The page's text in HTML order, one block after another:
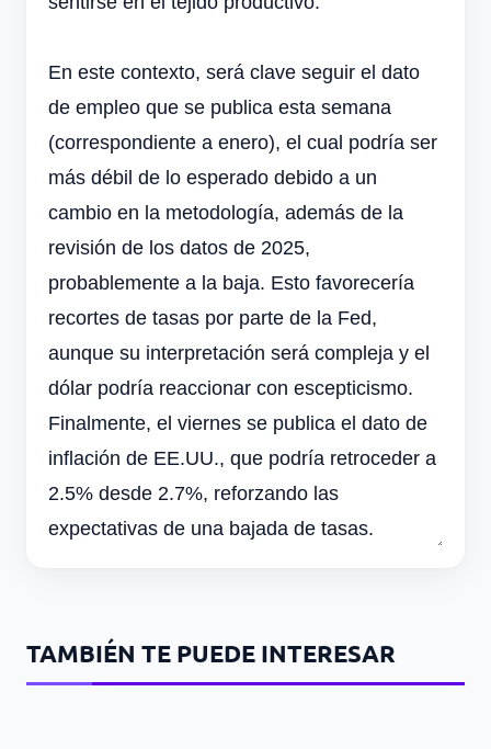
En este contexto, será clave seguir el dato
de empleo que se publica esta semana
(correspondiente a enero), el cual podría ser
más débil de lo esperado debido a un
cambio en la metodología, además de la
revisión de los datos de 2025,
probablemente a la baja. Esto favorecería
recortes de tasas por parte de la Fed,
aunque su interpretación será compleja y el
dólar podría reaccionar con escepticismo.
Finalmente, el viernes se publica el dato de
inflación de EE.UU., que podría retroceder a
2.5% desde 2.7%, reforzando las
expectativas de una bajada de tasas.
TAMBIÉN TE PUEDE INTERESAR